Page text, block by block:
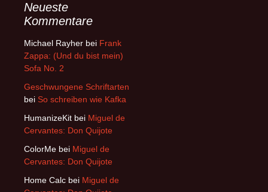
Neueste
Kommentare
Michael Rayher bei Frank
Zappa: (Und du bist mein)
Sofa No. 2
Geschwungene Schriftarten
bei So schreiben wie Kafka
HumanizeKit bei Miguel de
Cervantes: Don Quijote
ColorMe bei Miguel de
Cervantes: Don Quijote
Home Calc bei Miguel de